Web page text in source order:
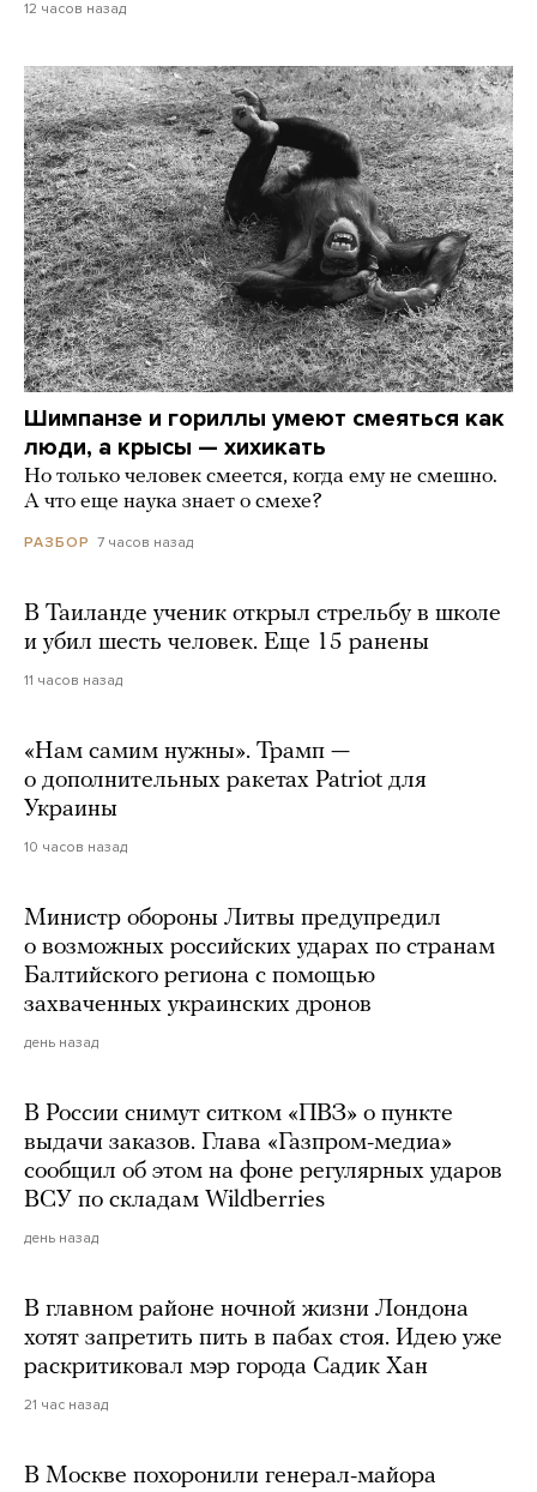
12 часов назад
Шимпанзе и гориллы умеют смеяться как
люди, а крысы — хихикать
Но только человек смеется, когда ему не смешно.
А что еще наука знает о смехе?
РАЗБОР 7 часов назад
В Таиланде ученик открыл стрельбу в школе
и убил шесть человек. Еще 15 ранены
11 часов назад
«Нам самим нужны». Трамп —
о дополнительных ракетах Patriot для
Украины
10 часов назад
Министр обороны Литвы предупредил
о возможных российских ударах по странам
Балтийского региона с помощью
захваченных украинских дронов
день назад
В России снимут ситком «ПВЗ» о пункте
выдачи заказов. Глава «Газпром-медиа»
сообщил об этом на фоне регулярных ударов
ВСУ по складам Wildberries
день назад
В главном районе ночной жизни Лондона
хотят запретить пить в пабах стоя. Идею уже
раскритиковал мэр города Садик Хан
21 час назад
В Москве похоронили генерал-майора